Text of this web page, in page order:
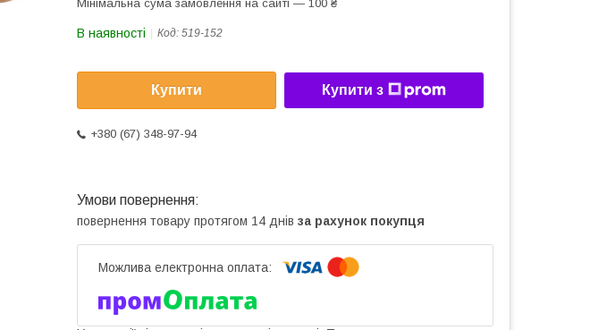
Мінімальна сума замовлення на сайті — 100 ₴
В наявності Код: 519-152
Купити Купити з
+380 (67) 348-97-94
повернення товару протягом 14 днів за рахунок покупця